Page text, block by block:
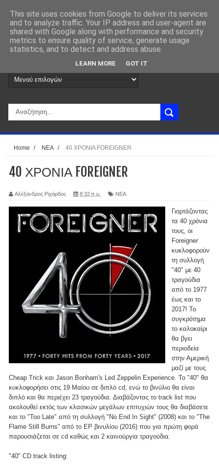
Home / ΝΕΑ / 40 ΧΡΟΝΙΑ FOREIGNER
40 ΧΡΟΝΙΑ FOREIGNER
Αλέξανδρος Ριχάρδος 8:32 π.μ. ΝΕΑ
Γιορτάζοντας
τα 40 χρόνια
τους, οι
Foreigner
κυκλοφορούν
τη συλλογή
"40" με 40
τραγούδια
από το 1977
έως και το
2017! Το
συγκρότημα
το καλοκαίρι
θα βγει
περιοδεία
στην Αμερική
μαζί με τους
Cheap Trick και Jason Bonham's Led Zeppelin Experience. To "40" θα
κυκλοφορήσει στις 19 Μαίου σε διπλό cd, ενώ το βινύλιο θα είναι
διπλό και θα περιέχει 23 τραγούδια. Διαβάζοντας το track list που
ακολουθεί εκτός των κλασικών μεγάλων επιτυχιών τους θα διαβάσετε
και το "Too Late" από τη συλλογή "No End In Sight" (2008) και το "The
Flame Still Burns" από το EP βινυλίου (2016) που για πρώτη φορά
παρουσιάζεται σε cd καθώς και 2 καινούργια τραγούδια.
"40" CD track listing:
This site uses cookies from Google to deliver its services
and to analyze traffic. Your IP address and user-agent are
shared with Google along with performance and security
metrics to ensure quality of service, generate usage
statistics, and to detect and address abuse.
LEARN MORE GOT IT